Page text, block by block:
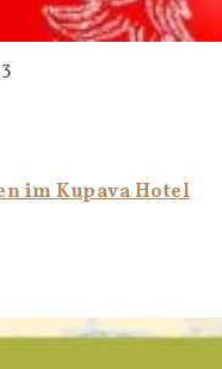
im Kupava Hotel